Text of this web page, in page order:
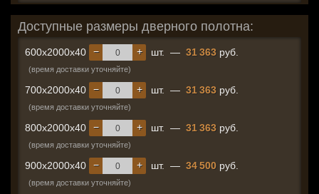
Доступные размеры дверного полотна:
600x2000x40 +
− шт. — 31 363 руб.
(время доставки уточняйте)
700x2000x40 +
− шт. — 31 363 руб.
(время доставки уточняйте)
800x2000x40 +
− шт. — 31 363 руб.
(время доставки уточняйте)
900x2000x40 +
− шт. — 34 500 руб.
(время доставки уточняйте)